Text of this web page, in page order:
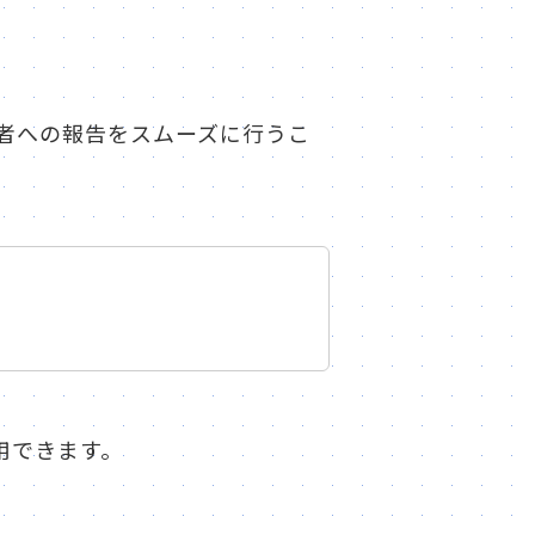
への報告をスムーズに行うこ
きます。